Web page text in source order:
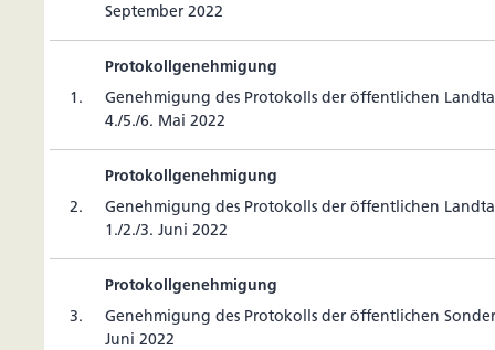
September 2022
Protokollgenehmigung
1.
Geneh­mi­gung des Pro­to­kolls der öffent­li­chen
4./5./6. Mai 2022
Protokollgenehmigung
2.
Geneh­mi­gung des Pro­to­kolls der öffent­li­chen
1./2./3. Juni 2022
Protokollgenehmigung
3.
Geneh­mi­gung des Pro­to­kolls der öffent­li­chen
Juni 2022